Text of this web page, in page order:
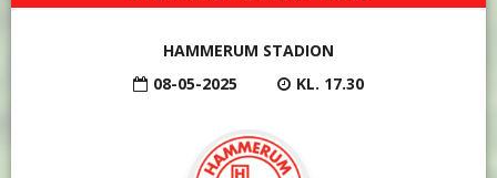
HAMMERUM STADION
08-05-2025
KL. 17.30